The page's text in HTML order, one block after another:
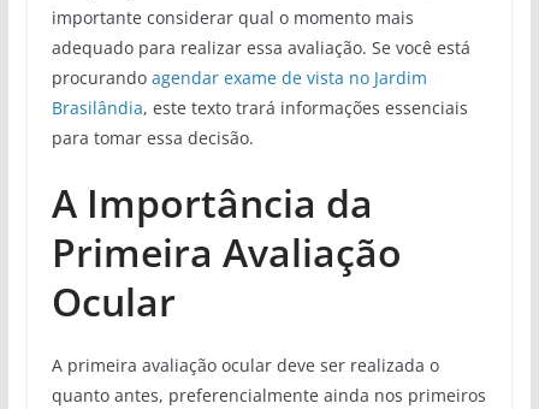
importante considerar qual o momento mais
adequado para realizar essa avaliação. Se você está
procurando agendar exame de vista no Jardim
Brasilândia, este texto trará informações essenciais
para tomar essa decisão.
A Importância da
Primeira Avaliação
Ocular
A primeira avaliação ocular deve ser realizada o
quanto antes, preferencialmente ainda nos primeiros